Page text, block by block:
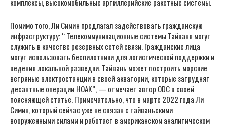
Помимо того, Ли Симин предлагал задействовать гражданскую
инфраструктуру: “ Телекоммуникационные системы Тайваня могут
служить в качестве резервных сетей связи. Гражданские лица
могут использовать беспилотники для логистической поддержки и
ведения локальной разведки. Тайвань может построить морские
ветряные электростанции в своей акватории, которые затруднят
десантные операции НОАК”, — отмечает автор ODC в своей
поясняющей статье. Примечательно, что в марте 2022 года Ли
Симин, который сейчас уже не связан с тайваньскими
вооруженными силами и работает в американском аналитическом